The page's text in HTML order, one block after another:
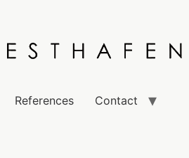
References Contact